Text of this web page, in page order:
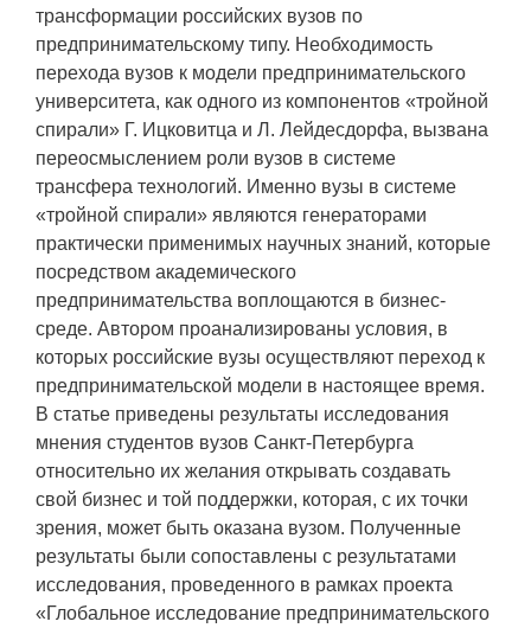
трансформации российских вузов по
предпринимательскому типу. Необходимость
перехода вузов к модели предпринимательского
университета, как одного из компонентов «тройной
спирали» Г. Ицковитца и Л. Лейдесдорфа, вызвана
переосмыслением роли вузов в системе
трансфера технологий. Именно вузы в системе
«тройной спирали» являются генераторами
практически применимых научных знаний, которые
посредством академического
предпринимательства воплощаются в бизнес-
среде. Автором проанализированы условия, в
которых российские вузы осуществляют переход к
предпринимательской модели в настоящее время.
В статье приведены результаты исследования
мнения студентов вузов Санкт-Петербурга
относительно их желания открывать создавать
свой бизнес и той поддержки, которая, с их точки
зрения, может быть оказана вузом. Полученные
результаты были сопоставлены с результатами
исследования, проведенного в рамках проекта
«Глобальное исследование предпринимательского